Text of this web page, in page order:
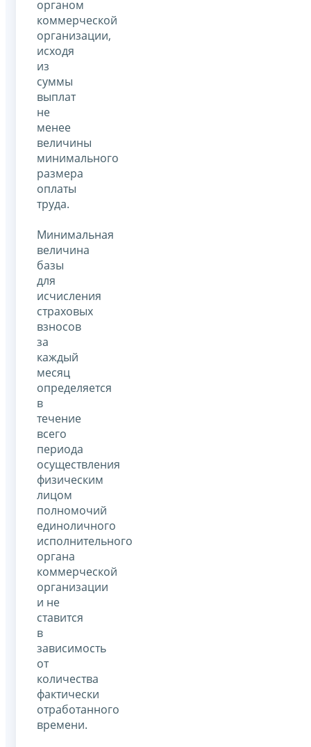
органом
коммерческой
организации,
исходя
из
суммы
выплат
не
менее
величины
минимального
размера
оплаты
труда.
Минимальная
величина
базы
для
исчисления
страховых
взносов
за
каждый
месяц
определяется
в
течение
всего
периода
осуществления
физическим
лицом
полномочий
единоличного
исполнительного
органа
коммерческой
организации
и не
ставится
в
зависимость
от
количества
фактически
отработанного
времени.